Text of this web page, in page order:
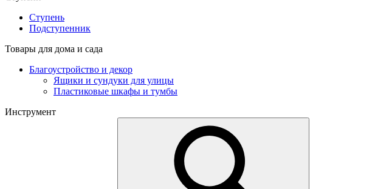
Ступень
Подступенник
Товары для дома и сада
Благоустройство и декор
Ящики и сундуки для улицы
Пластиковые шкафы и тумбы
Инструмент